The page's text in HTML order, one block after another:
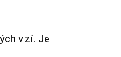
vizí. Je